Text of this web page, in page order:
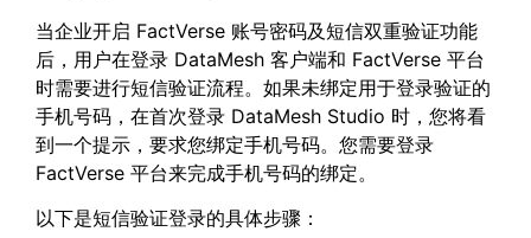
当企业开启 FactVerse 账号密码及短信双重验证功能
后，用户在登录 DataMesh 客户端和 FactVerse 平台
时需要进行短信验证流程。如果未绑定用于登录验证的
手机号码，在首次登录 DataMesh Studio 时，您将看
到一个提示，要求您绑定手机号码。您需要登录
FactVerse 平台来完成手机号码的绑定。
以下是短信验证登录的具体步骤：